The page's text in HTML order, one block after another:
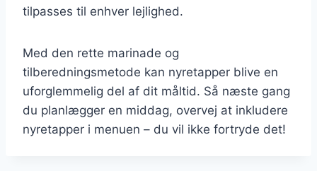
tilpasses til enhver lejlighed.
Med den rette marinade og
tilberedningsmetode kan nyretapper blive en
uforglemmelig del af dit måltid. Så næste gang
du planlægger en middag, overvej at inkludere
nyretapper i menuen – du vil ikke fortryde det!